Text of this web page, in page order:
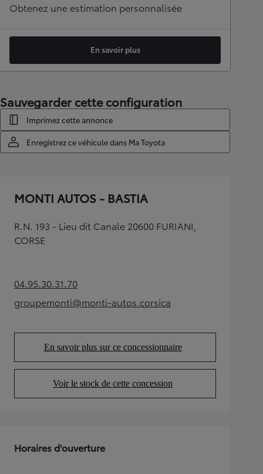
Obtenez une estimation personnalisée
En savoir plus
Sauvegarder cette configuration
Imprimez cette annonce
Enregistrez ce véhicule dans Ma Toyota
MONTI AUTOS - BASTIA
R.N. 193 - Lieu dit Canale 20600 FURIANI,
CORSE
04.95.30.31.70(Opens in new tab)
groupemonti@monti-autos.corsica
(Opens in new tab)
En savoir plus sur ce concessionnaire
(Opens in new tab)
Voir le stock de cette concession
(Opens in new tab)
Horaires d'ouverture